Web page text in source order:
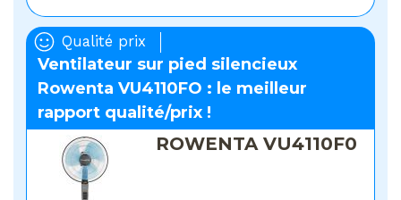
Qualité prix
Ventilateur sur pied silencieux
Rowenta VU4110FO : le meilleur
rapport qualité/prix !
ROWENTA VU4110F0